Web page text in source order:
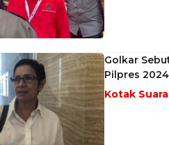
Golkar
Pilpres 2024
Kotak Suara